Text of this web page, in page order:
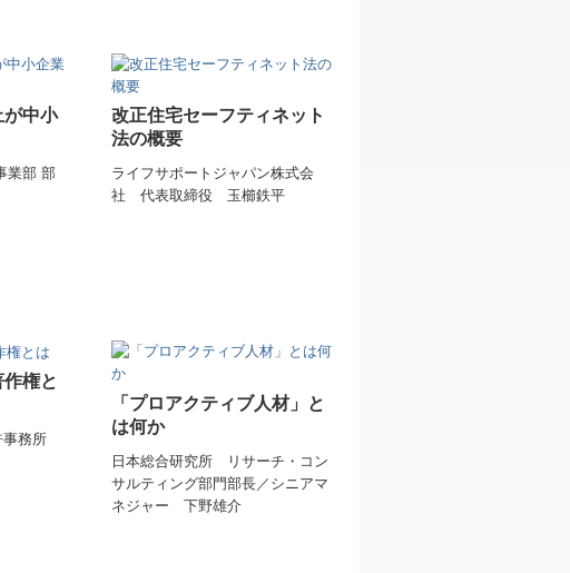
が中小
業部 部
改正住宅セーフティネット
法の概要
ライフサポートジャパン株式会
社 代表取締役 玉櫛鉄平
権と
事務所
「プロアクティブ人材」と
は何か
日本総合研究所 リサーチ・コン
サルティング部門部長／シニアマ
ネジャー 下野雄介